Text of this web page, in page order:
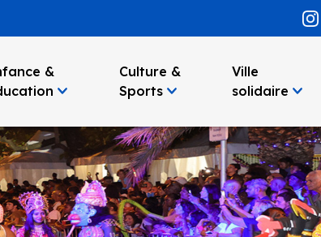
&
Culture &
Sports
Ville
solidaire